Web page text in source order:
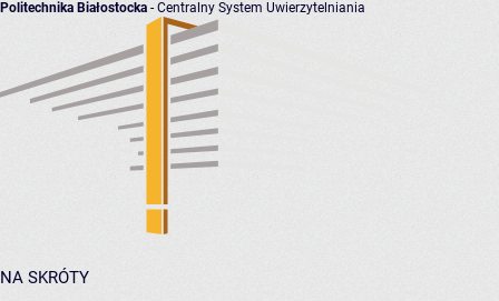
Politechnika Białostocka - Centralny System Uwierzytelniania
NA SKRÓTY